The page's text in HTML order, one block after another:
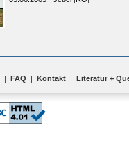
| FAQ | Kontakt | Literatur +